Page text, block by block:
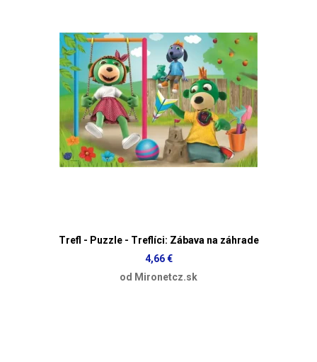
Trefl - Puzzle - Treflíci: Zábava na záhrade
4,66 €
od Mironetcz.sk